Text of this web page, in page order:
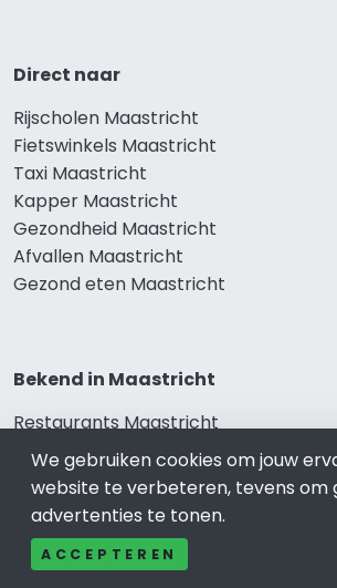
Direct naar
Rijscholen Maastricht
Fietswinkels Maastricht
Taxi Maastricht
Kapper Maastricht
Gezondheid Maastricht
Afvallen Maastricht
Gezond eten Maastricht
Bekend in Maastricht
Restaurants Maastricht
Catering Maastricht
Schoonheidssalon Maastricht
Tandartspraktijken Maastricht
Loodgieters Maastricht
Stukadoorsbedrijf Maastricht
We gebruiken cookies om jouw
website te verbeteren, tevens om
advertenties te tonen.
ACCEPTEREN